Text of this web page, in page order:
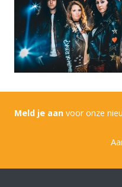
Meld je aan voor onze